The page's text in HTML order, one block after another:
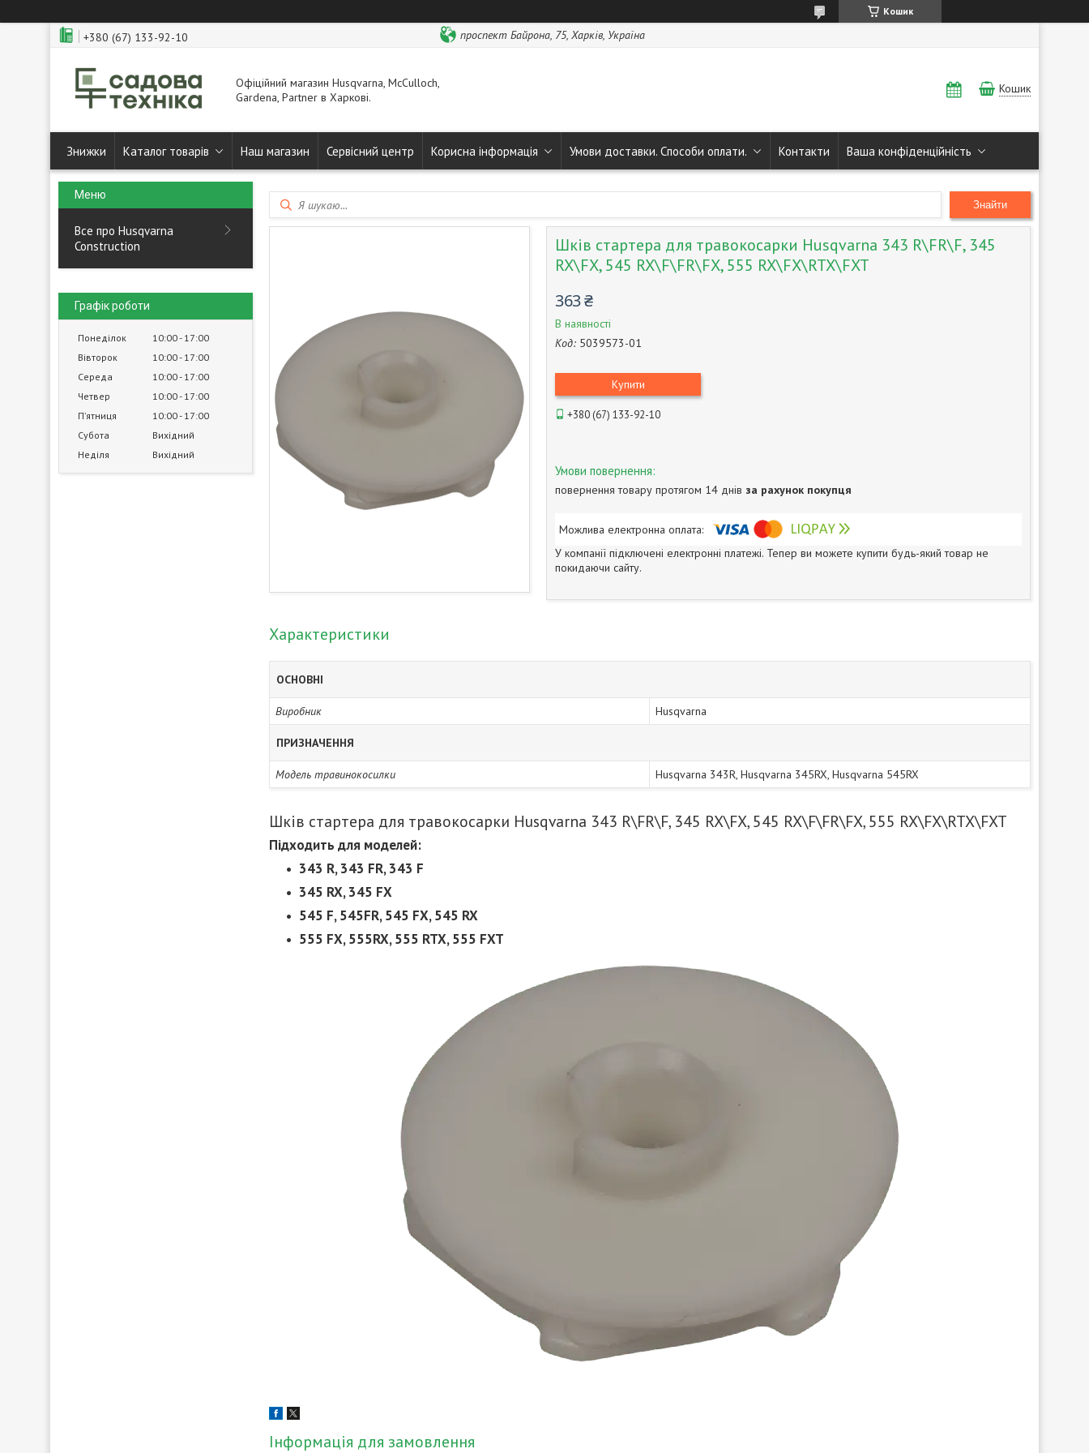
Кошик
+380 (67) 133-92-10 проспект Байрона, 75, Харків, Україна
Офіційний магазин Husqvarna, McCulloch,
Gardena, Partner в Харкові.
Кошик
Знижки Каталог товарів Наш магазин Сервісний центр Корисна інформація Умови доставки. Способи оплати. Контакти Ваша конфіденційність
Все про Husqvarna
Construction
Графік роботи
Понеділок 10:00 17:00
Вівторок
10:00 17:00
Середа
10:00 17:00
Четвер
10:00 17:00
Пʼятниця
10:00 17:00
Субота
Вихідний
Неділя
Вихідний
Знайти
Шків стартера для травокосарки Husqvarna 343 R\FR\F, 345
RX\FX, 545 RX\F\FR\FX, 555 RX\FX\RTX\FXT
363 ₴
В наявності
Код: 5039573-01
Купити
+380 (67) 133-92-10
повернення товару протягом 14 днів за рахунок покупця
У компанії підключені електронні платежі. Тепер ви можете купити будь-який товар не
покидаючи сайту.
Характеристики
ОСНОВНІ
Виробник Husqvarna
ПРИЗНАЧЕННЯ
Модель травинокосилки Husqvarna 343R, Husqvarna 345RX, Husqvarna 545RX
Шків стартера для травокосарки Husqvarna 343 R\FR\F, 345 RX\FX, 545 RX\F\FR\FX, 555 RX\FX\RTX\FXT
Підходить для моделей:
343 R, 343 FR, 343 F
345 RX, 345 FX
545 F, 545FR, 545 FX, 545 RX
555 FX, 555RX, 555 RTX, 555 FXT
Інформація для замовлення